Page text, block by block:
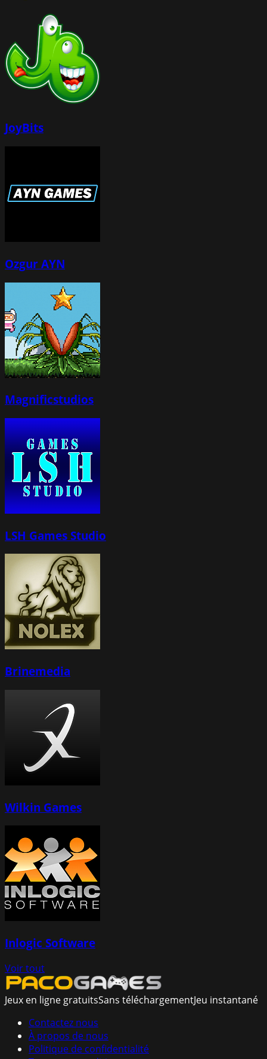
JoyBits
Ozgur AYN
Magnificstudios
LSH Games Studio
Brinemedia
Wilkin Games
Inlogic Software
Voir tout
Jeux en ligne gratuitsSans téléchargementJeu instantané
Contactez nous
À propos de nous
Politique de confidentialité